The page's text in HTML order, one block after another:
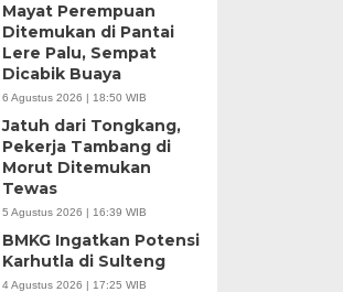
Mayat Perempuan
Ditemukan di Pantai
Lere Palu, Sempat
Dicabik Buaya
6 Agustus 2026 | 18:50 WIB
Jatuh dari Tongkang,
Pekerja Tambang di
Morut Ditemukan
Tewas
5 Agustus 2026 | 16:39 WIB
BMKG Ingatkan Potensi
Karhutla di Sulteng
4 Agustus 2026 | 17:25 WIB